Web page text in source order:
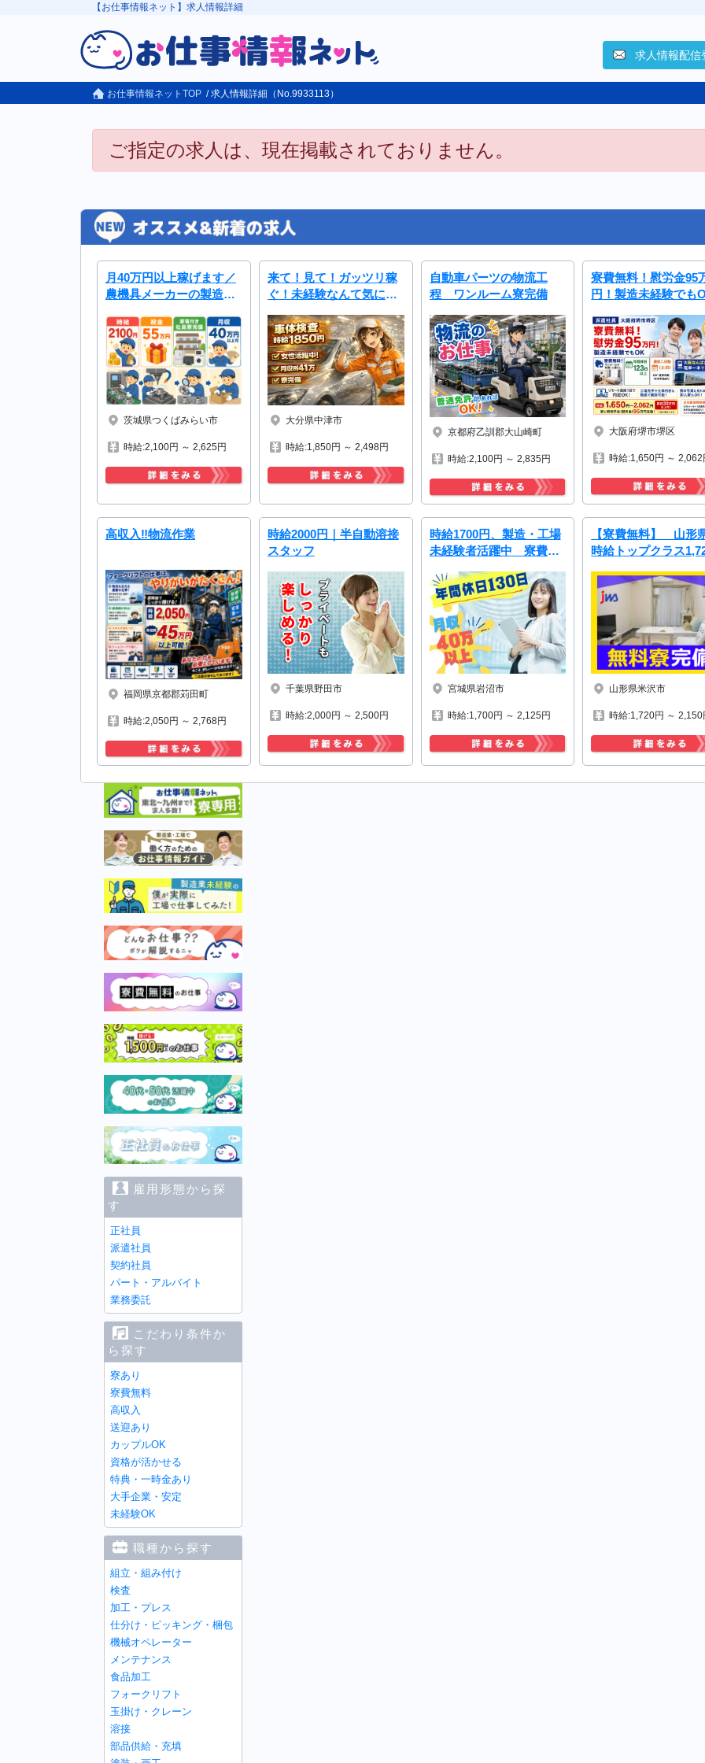
【お仕事情報ネット】求人情報詳細
求人情報配信
お仕事情報ネットTOP / 求人情報詳細（No.9933113）
ご指定の求人は、現在掲載されておりません。
月40万円以上稼げます／
農機具メーカーの製造ス
査）／未経験大歓迎
茨城県つくばみらい市
時給:2,100円 ～ 2,625円
来て！見て！ガッツリ稼
ぐ！未経験なんて気にし
大分県中津市
時給:1,850円 ～ 2,498円
自動車パーツの物流工
程 ワンルーム寮完備
京都府乙訓郡大山崎町
時給:2,100円 ～ 2,835円
寮費無料！慰労金95
円！製造未経験でも
大阪府堺市堺区
時給:1,650円 ～ 2,062
高収入‼物流作業
福岡県京都郡苅田町
時給:2,050円 ～ 2,768円
時給2000円｜半自動溶接
スタッフ
千葉県野田市
時給:2,000円 ～ 2,500円
時給1700円、製造・工場
未経験者活躍中 寮費無
宮城県岩沼市
時給:1,700円 ～ 2,125円
【寮費無料】 山形
時給トップクラス
ー・検査業務
山形県米沢市
時給:1,720円 ～ 2,150
雇用形態から探
す
正社員
派遣社員
契約社員
パート・アルバイト
業務委託
こだわり条件か
ら探す
寮あり
寮費無料
高収入
送迎あり
カップルOK
資格が活かせる
特典・一時金あり
大手企業・安定
未経験OK
職種から探す
組立・組み付け
検査
加工・プレス
仕分け・ピッキング・梱包
機械オペレーター
メンテナンス
食品加工
フォークリフト
玉掛け・クレーン
溶接
部品供給・充填